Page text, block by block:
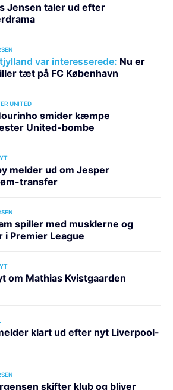
Jensen taler ud efter
var interesserede: Nu er
tæt på FC København
UNITED
smider kæmpe
United-bombe
melder ud om Jesper
transfer
spiller med musklerne og
i Premier League
om Mathias Kvistgaarden
klart ud efter nyt Liverpool-
skifter klub og bliver